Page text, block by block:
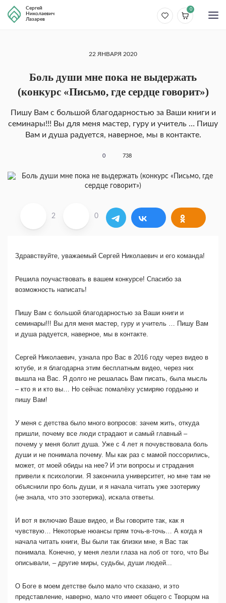
Сергей
Николаевич
Лазарев
0
22 ЯНВАРЯ 2020
Боль души мне пока не выдержать
(конкурс «Письмо, где сердце говорит»)
Пишу Вам с большой благодарностью за Ваши книги и
семинары!!! Вы для меня мастер, гуру и учитель … Пишу
Вам и душа радуется, наверное, мы в контакте.
0 738
2 0
Здравствуйте, уважаемый Сергей Николаевич и его команда!
Решила поучаствовать в вашем конкурсе! Спасибо за
возможность написать!
Пишу Вам с большой благодарностью за Ваши книги и
семинары!!! Вы для меня мастер, гуру и учитель … Пишу Вам
и душа радуется, наверное, мы в контакте.
Сергей Николаевич, узнала про Вас в 2016 году через видео в
ютубе, и я благодарна этим бесплатным видео, через них
вышла на Вас. Я долго не решалась Вам писать, была мысль
– кто я и кто вы… Но сейчас помалёху усмиряю гордыню и
пишу Вам!
У меня с детства было много вопросов: зачем жить, откуда
пришли, почему все люди страдают и самый главный –
почему у меня болит душа. Уже с 4 лет я почувствовала боль
души и не понимала почему. Мы как раз с мамой поссорились,
может, от моей обиды на нее? И эти вопросы и страдания
привели к психологии. Я закончила университет, но мне там не
объяснили про боль души, и я начала читать уже эзотерику
(не знала, что это эзотерика), искала ответы.
И вот я включаю Ваше видео, и Вы говорите так, как я
чувствую… Некоторые нюансы прям точь-в-точь… А когда я
начала читать книги, Вы были так близки мне, я Вас так
понимала. Конечно, у меня лезли глаза на лоб от того, что Вы
описывали, – другие миры, судьбы, души людей...
О Боге в моем детстве было мало что сказано, и это
представление, наверно, мало что имеет общего с Творцом на